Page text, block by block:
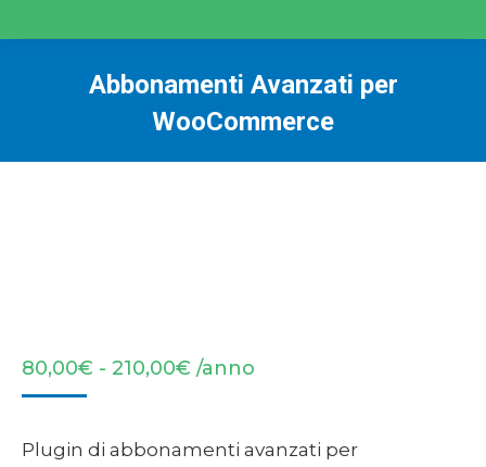
Abbonamenti Avanzati per
WooCommerce
80,00€ - 210,00€ Fascia
da
/anno
Plugin di abbonamenti avanzati per